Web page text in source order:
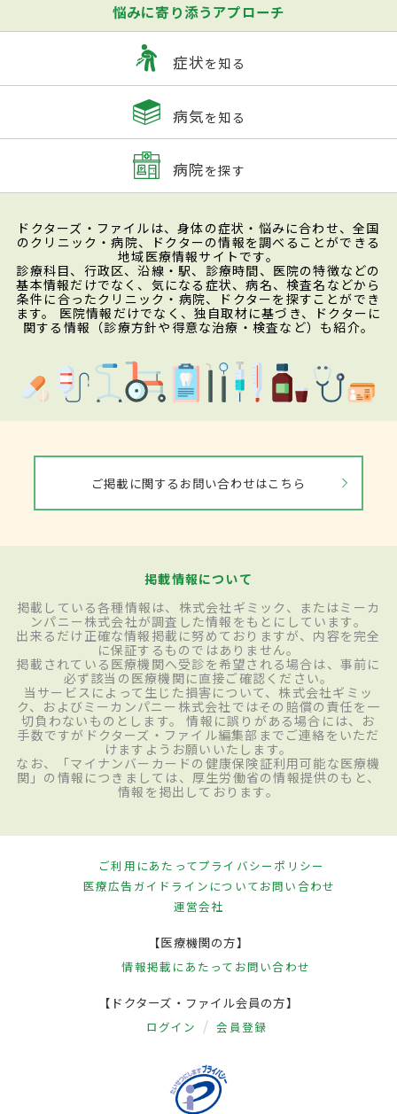
悩みに寄り添うアプローチ
症状を知る
病気を知る
病院を探す
ドクターズ・ファイルは、身体の症状・悩みに合わせ、全国
のクリニック・病院、ドクターの情報を調べることができる
地域医療情報サイトです。
診療科目、行政区、沿線・駅、診療時間、医院の特徴などの
基本情報だけでなく、気になる症状、病名、検査名などから
条件に合ったクリニック・病院、ドクターを探すことができ
ます。 医院情報だけでなく、独自取材に基づき、ドクターに
関する情報（診療方針や得意な治療・検査など）も紹介。
ご掲載に関するお問い合わせはこちら
掲載情報について
掲載している各種情報は、株式会社ギミック、またはミーカ
ンパニー株式会社が調査した情報をもとにしています。
出来るだけ正確な情報掲載に努めておりますが、内容を完全
に保証するものではありません。
掲載されている医療機関へ受診を希望される場合は、事前に
必ず該当の医療機関に直接ご確認ください。
当サービスによって生じた損害について、株式会社ギミッ
ク、およびミーカンパニー株式会社ではその賠償の責任を一
切負わないものとします。 情報に誤りがある場合には、お
手数ですがドクターズ・ファイル編集部までご連絡をいただ
けますようお願いいたします。
なお、「マイナンバーカードの健康保険証利用可能な医療機
関」の情報につきましては、厚生労働省の情報提供のもと、
情報を掲出しております。
ご利用にあたってプライバシーポリシー
医療広告ガイドラインについてお問い合わせ
運営会社
【医療機関の方】
情報掲載にあたって お問い合わせ
【ドクターズ・ファイル会員の方】
ログイン 会員登録